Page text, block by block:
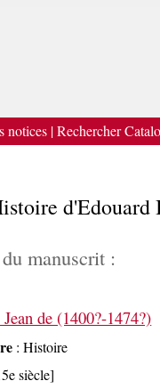
notices |Rechercher
d'Edouard
manuscrit :
de (1400?-1474?)
: Histoire
siècle]